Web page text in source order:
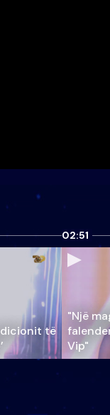
të
02:51
"Një
Vip"